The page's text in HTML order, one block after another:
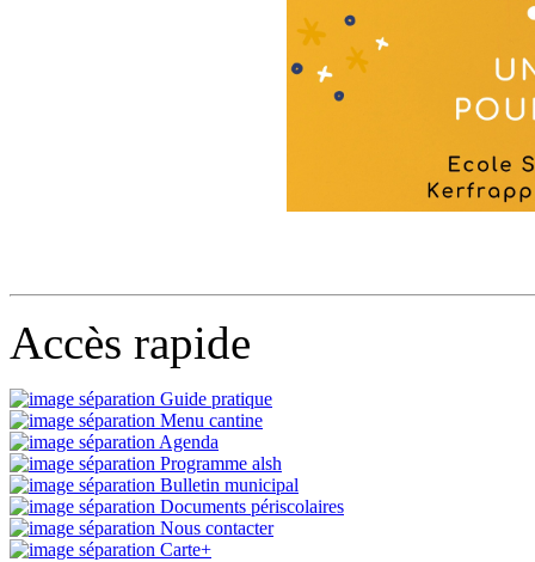
Accès rapide
Guide pratique
Menu cantine
Agenda
Programme alsh
Bulletin municipal
Documents périscolaires
Nous contacter
Carte+